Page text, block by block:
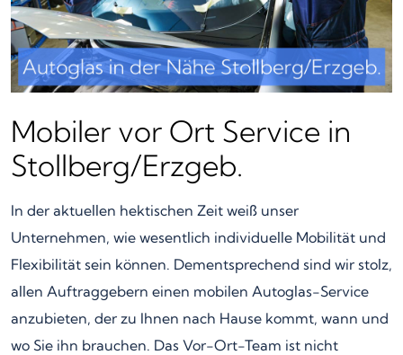
Mobiler vor Ort Service in
Stollberg/Erzgeb.
In der aktuellen hektischen Zeit weiß unser
Unternehmen, wie wesentlich individuelle Mobilität und
Flexibilität sein können. Dementsprechend sind wir stolz,
allen Auftraggebern einen mobilen Autoglas-Service
anzubieten, der zu Ihnen nach Hause kommt, wann und
wo Sie ihn brauchen. Das Vor-Ort-Team ist nicht